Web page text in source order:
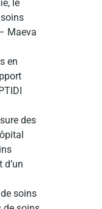
le
Maeva
en
des
soins